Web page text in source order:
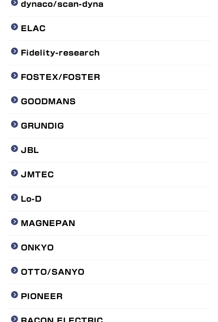
dynaco/scan-dyna
ELAC
Fidelity-research
FOSTEX/FOSTER
GOODMANS
GRUNDIG
JBL
JMTEC
Lo-D
MAGNEPAN
ONKYO
OTTO/SANYO
PIONEER